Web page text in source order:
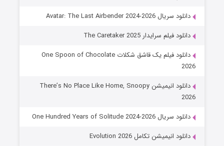
دانلود سریال Avatar: The Last Airbender 2024-2026
دانلود فیلم سرایدار The Caretaker 2025
دانلود فیلم یک قاشق شکلات One Spoon of Chocolate
2026
دانلود انیمیشن There’s No Place Like Home, Snoopy
2026
دانلود سریال One Hundred Years of Solitude 2024-2026
دانلود انیمیشن تکامل Evolution 2026